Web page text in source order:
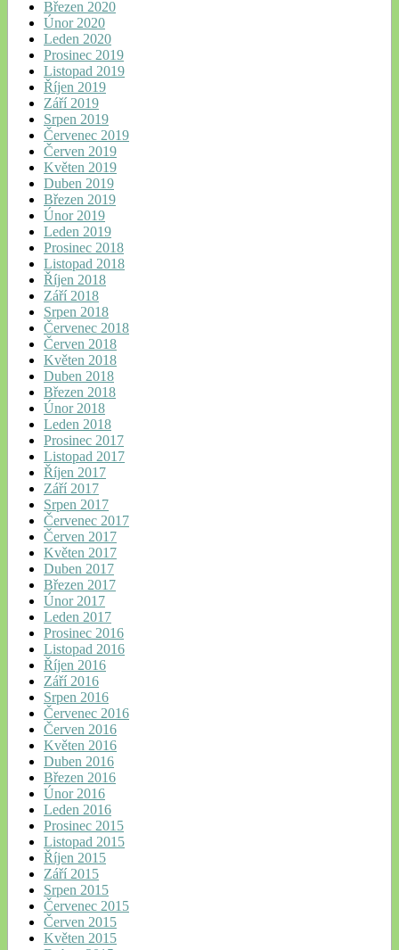
Březen 2020
Únor 2020
Leden 2020
Prosinec 2019
Listopad 2019
Říjen 2019
Září 2019
Srpen 2019
Červenec 2019
Červen 2019
Květen 2019
Duben 2019
Březen 2019
Únor 2019
Leden 2019
Prosinec 2018
Listopad 2018
Říjen 2018
Září 2018
Srpen 2018
Červenec 2018
Červen 2018
Květen 2018
Duben 2018
Březen 2018
Únor 2018
Leden 2018
Prosinec 2017
Listopad 2017
Říjen 2017
Září 2017
Srpen 2017
Červenec 2017
Červen 2017
Květen 2017
Duben 2017
Březen 2017
Únor 2017
Leden 2017
Prosinec 2016
Listopad 2016
Říjen 2016
Září 2016
Srpen 2016
Červenec 2016
Červen 2016
Květen 2016
Duben 2016
Březen 2016
Únor 2016
Leden 2016
Prosinec 2015
Listopad 2015
Říjen 2015
Září 2015
Srpen 2015
Červenec 2015
Červen 2015
Květen 2015